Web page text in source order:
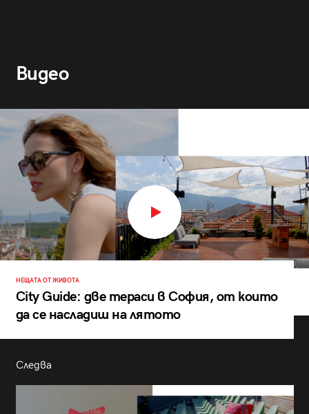
Видео
НЕЩАТА ОТ ЖИВОТА
City Guide: две тераси в София, от които
да се насладиш на лятото
Следва